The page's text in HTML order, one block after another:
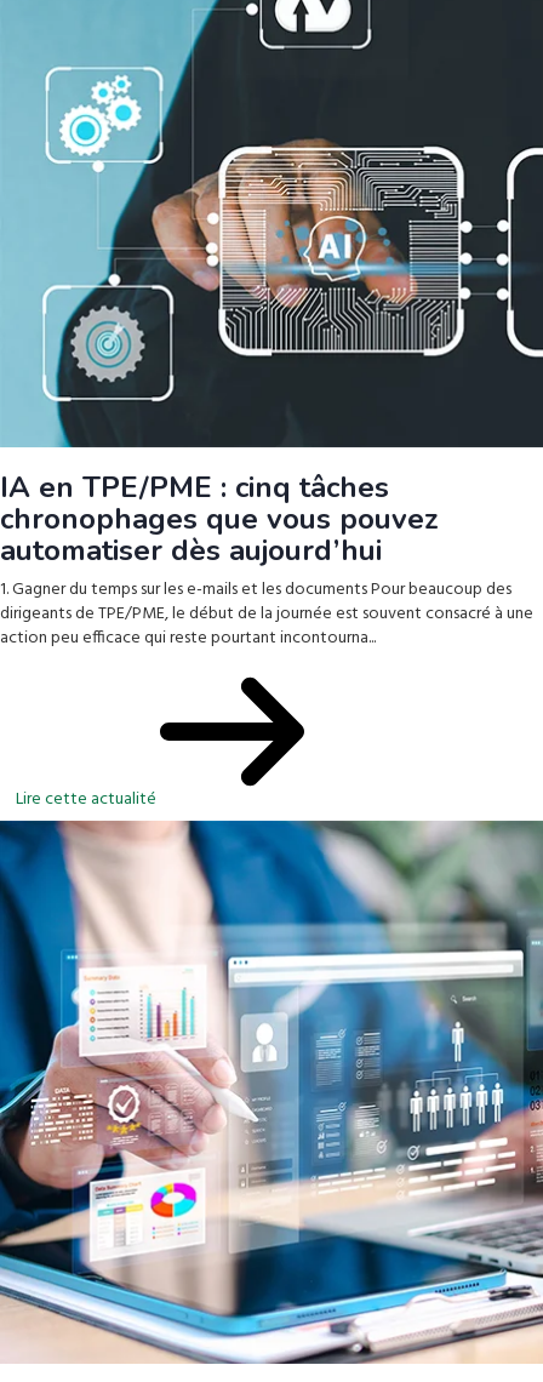
IA en TPE/PME : cinq tâches
chronophages que vous pouvez
automatiser dès aujourd’hui
1. Gagner du temps sur les e-mails et les documents Pour beaucoup des
dirigeants de TPE/PME, le début de la journée est souvent consacré à une
action peu efficace qui reste pourtant incontourna...
Lire cette actualité